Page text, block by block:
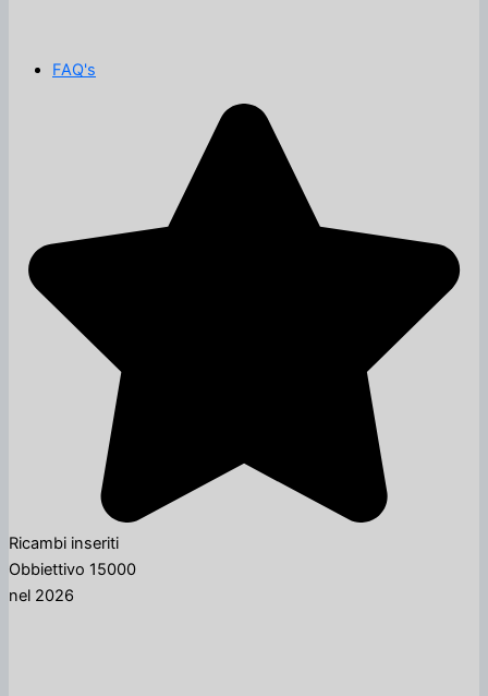
FAQ's
Ricambi inseriti
Obbiettivo 15000
nel 2026